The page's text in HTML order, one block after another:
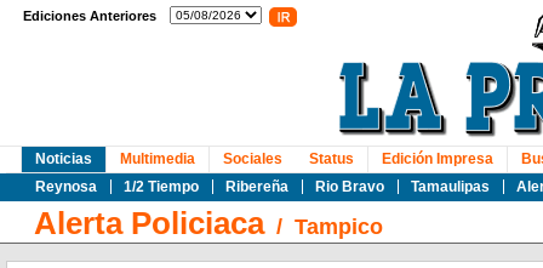
Ediciones Anteriores
Noticias
Reynosa
1/2 Tiempo Ribereña Rio Bravo Tamaulipas
Multimedia Sociales Status Edición Impresa
Alerta Policiaca/ Tampico